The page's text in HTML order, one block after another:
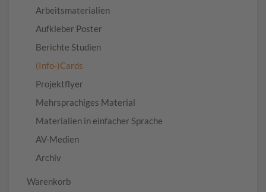
Arbeitsmaterialien
Aufkleber Poster
Berichte Studien
(Info-)Cards
Projektflyer
Mehrsprachiges Material
Materialien in einfacher Sprache
AV-Medien
Archiv
Warenkorb